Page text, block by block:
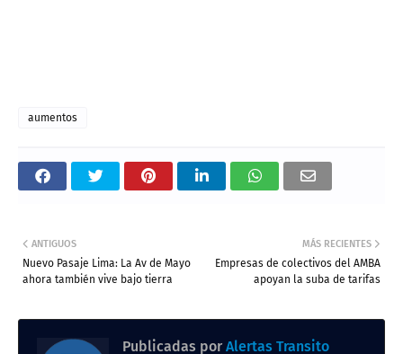
aumentos
MÁS RECIENTES
Empresas de colectivos del AMBA
apoyan la suba de tarifas
ANTIGUOS
Nuevo Pasaje Lima: La Av de Mayo
ahora también vive bajo tierra
Publicadas por Alertas Transito